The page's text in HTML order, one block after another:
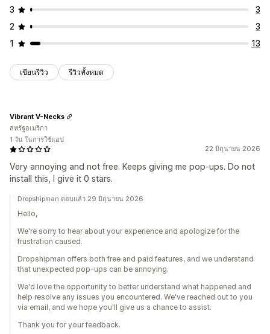
3
3
2
3
1
13
เขียนรีวิว รีวิวทั้งหมด
22 มิถุนายน 2026
Very annoying and not free. Keeps giving me pop-ups. Do not
install this, I give it 0 stars.
Vibrant V-Necks
สหรัฐอเมริกา
1 วัน ในการใช้แอป
Dropshipman ตอบแล้ว 29 มิถุนายน 2026
Hello,
We're sorry to hear about your experience and apologize for the
frustration caused.
Dropshipman offers both free and paid features, and we understand
that unexpected pop-ups can be annoying.
We'd love the opportunity to better understand what happened and
help resolve any issues you encountered. We've reached out to you
via email, and we hope you'll give us a chance to assist.
Thank you for your feedback.